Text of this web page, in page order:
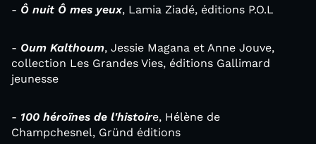
- Ô nuit Ô mes yeux, Lamia Ziadé, éditions P.O.L
- Oum Kalthoum, Jessie Magana et Anne Jouve,
collection Les Grandes Vies, éditions Gallimard
jeunesse
- 100 héroïnes de l'histoire, Hélène de
Champchesnel, Gründ éditions